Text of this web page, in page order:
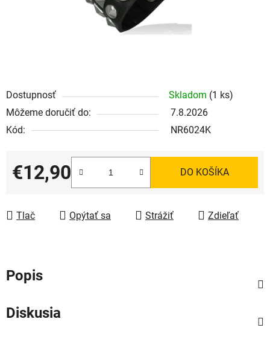
Dostupnosť Skladom (1 ks)
Môžeme doručiť do:
7.8.2026
Kód:
NR6024K
€12,90
Jednotková cena:
DO KOŠÍKA
Tlač Opýtať sa Strážiť Zdieľať
Popis
Diskusia